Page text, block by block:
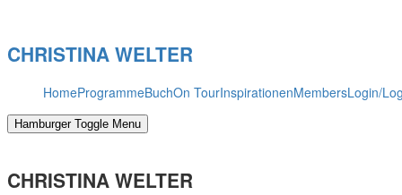
content
CHRISTINA WELTER
HomeProgrammeBuchOn TourInspirationenMembersLogin/
Hamburger Toggle Menu
CHRISTINA WELTER